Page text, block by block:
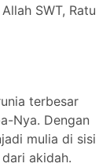
SWT, Ratu
terbesar
Nya. Dengan
mulia di sisi
akidah.